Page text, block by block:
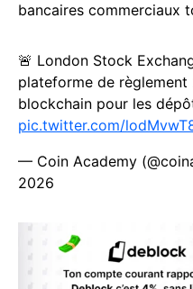
bancaires commerciaux
🚨 London Stock
plateforme de règlement
blockchain pour les
pic.twitter.com/
— Coin Academy
2026